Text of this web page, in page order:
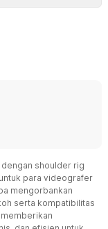
shoulder rig
para videografer
mengorbankan
serta kompatibilitas